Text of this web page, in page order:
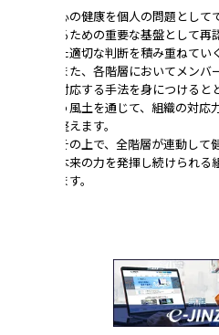
心の健康を個人の問題とし
るための重要な基盤として
た適切な判断を積み重ねてい
また、各階層においてメン
対応する手法を身につける
う風土を通じて、組織の対
整えます。
その上で、全階層が連動し
本来の力を発揮し続けられ
ます。